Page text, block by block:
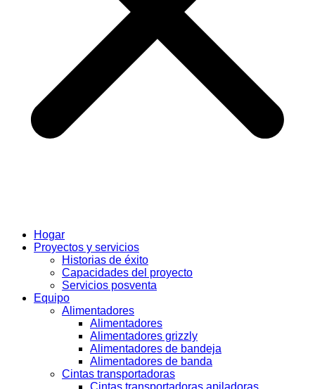
Hogar
Proyectos y servicios
Historias de éxito
Capacidades del proyecto
Servicios posventa
Equipo
Alimentadores
Alimentadores
Alimentadores grizzly
Alimentadores de bandeja
Alimentadores de banda
Cintas transportadoras